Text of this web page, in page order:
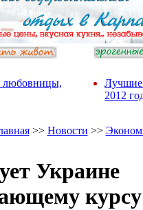
любовницы,
Лучшие
2012
>> Новости >>
Украине
курсу